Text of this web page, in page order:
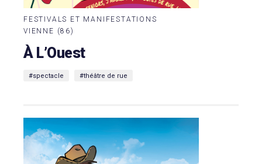
FESTIVALS ET MANIFESTATIONS
VIENNE (86)
À L’Ouest
#spectacle #théâtre de rue